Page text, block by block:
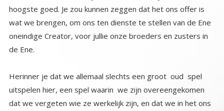
de Ene.
Herinner je dat we allemaal slechts een groot oud spel
uitspelen hier, een spel waarin we zijn overeengekomen
dat we vergeten wie ze werkelijk zijn, en dat we in het ons
dat weer herinneren elkaar weer terugvinden en weten dat